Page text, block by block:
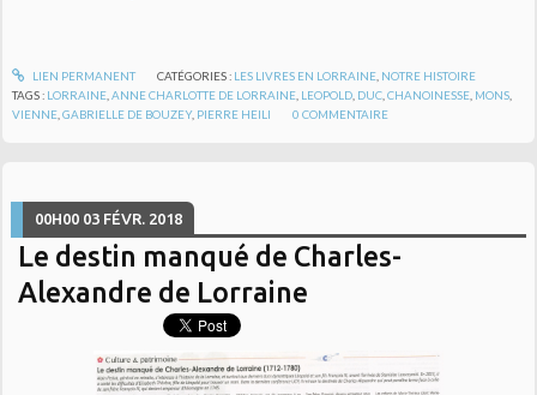
LIEN PERMANENT CATÉGORIES : LES LIVRES EN LORRAINE, NOTRE HISTOIRE
TAGS : LORRAINE ,ANNE CHARLOTTE DE LORRAINE LEOPOLD DUC ,CHANOINESSE MONS
VIENNE ,GABRIELLE DE BOUZEY, PIERRE HEILI 0 COMMENTAIRE
00H00 03 FÉVR. 2018
Le destin manqué de Charles-
Alexandre de Lorraine